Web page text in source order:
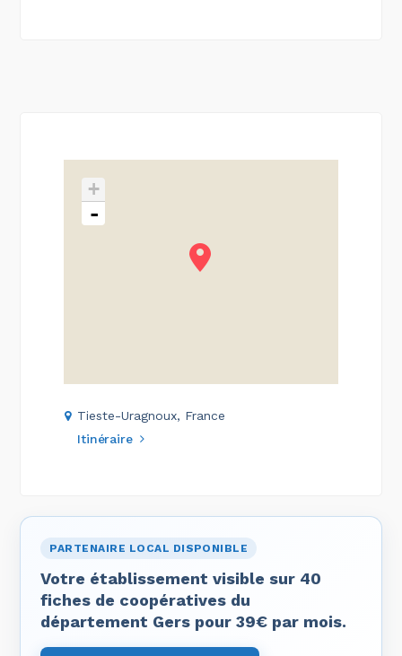
+
-
Tieste-Uragnoux, France
Itinéraire
PARTENAIRE LOCAL DISPONIBLE
Votre établissement visible sur 40
fiches de coopératives du
département Gers pour 39€ par mois.